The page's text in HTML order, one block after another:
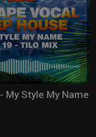
My Style My Name